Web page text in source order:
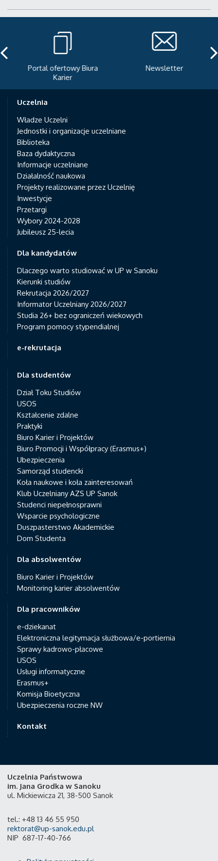
Portal ofertowy Biura
Karier
Newsletter
Uczelnia
Władze Uczelni
Jednostki i organizacje uczelniane
Biblioteka
Baza dydaktyczna
Informacje uczelniane
Działalność naukowa
Projekty realizowane przez Uczelnię
Inwestycje
Przetargi
Wybory 2024-2028
Jubileusz 25-lecia
Dla kandydatów
Dlaczego warto studiować w UP w Sanoku
Kierunki studiów
Rekrutacja 2026/2027
Informator Uczelniany 2026/2027
Studia 26+ bez ograniczeń wiekowych
Program pomocy stypendialnej
e-rekrutacja
Dla studentów
Dział Toku Studiów
USOS
Kształcenie zdalne
Praktyki
Biuro Karier i Projektów
Biuro Promocji i Współpracy (Erasmus+)
Ubezpieczenia
Samorząd studencki
Koła naukowe i koła zainteresowań
Klub Uczelniany AZS UP Sanok
Studenci niepełnosprawni
Wsparcie psychologiczne
Duszpasterstwo Akademickie
Dom Studenta
Dla absolwentów
Biuro Karier i Projektów
Monitoring karier absolwentów
Dla pracowników
e-dziekanat
Elektroniczna legitymacja służbowa/e-portiernia
Sprawy kadrowo-płacowe
USOS
Usługi informatyczne
Erasmus+
Komisja Bioetyczna
Ubezpieczenia roczne NW
Kontakt
Uczelnia Państwowa
im. Jana Grodka w Sanoku
ul. Mickiewicza 21, 38-500 Sanok
tel.: +48 13 46 55 950
rektorat@up-sanok.edu.pl
NIP 687-17-40-766